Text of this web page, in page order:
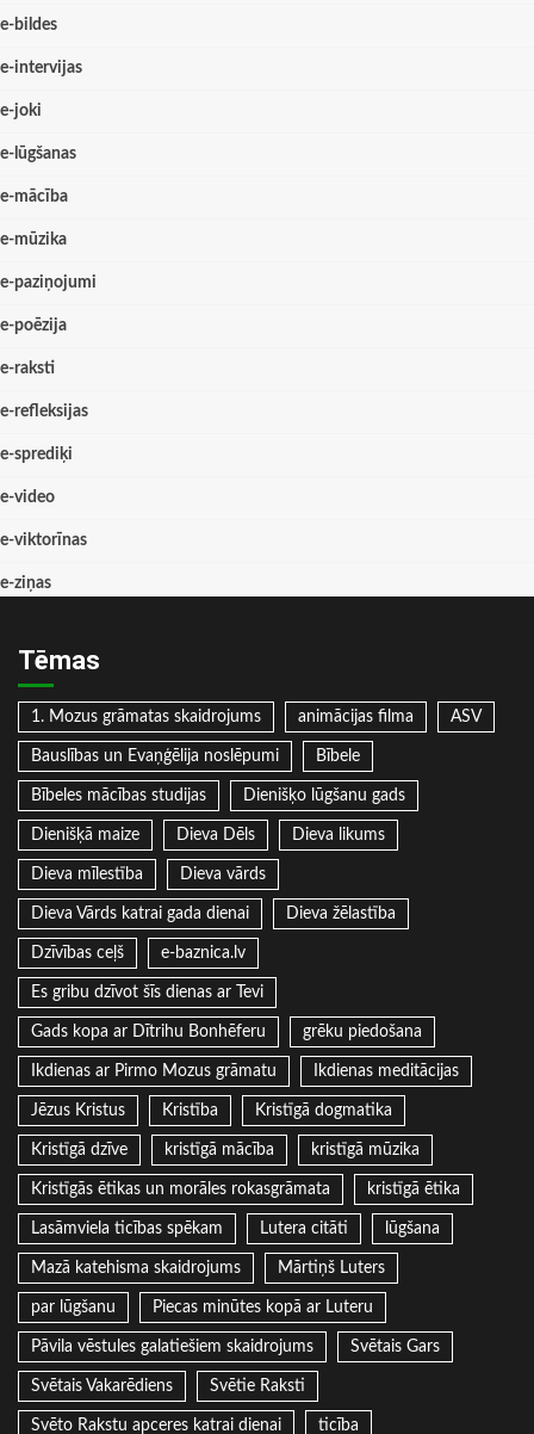
e-bildes
e-intervijas
e-joki
e-lūgšanas
e-mācība
e-mūzika
e-paziņojumi
e-poēzija
e-raksti
e-refleksijas
e-sprediķi
e-video
e-viktorīnas
e-ziņas
Tēmas
1. Mozus grāmatas skaidrojums animācijas filma ASV
Bauslības un Evaņģēlija noslēpumi Bībele
Bībeles mācības studijas Dienišķo lūgšanu gads
Dienišķā maize Dieva Dēls Dieva likums
Dieva mīlestība Dieva vārds
Dieva Vārds katrai gada dienai Dieva žēlastība
Dzīvības ceļš e-baznica.lv
Es gribu dzīvot šīs dienas ar Tevi
Gads kopa ar Dītrihu Bonhēferu grēku piedošana
Ikdienas ar Pirmo Mozus grāmatu Ikdienas meditācijas
Jēzus Kristus Kristība Kristīgā dogmatika
Kristīgā dzīve kristīgā mācība kristīgā mūzika
Kristīgās ētikas un morāles rokasgrāmata kristīgā ētika
Lasāmviela ticības spēkam Lutera citāti lūgšana
Mazā katehisma skaidrojums Mārtiņš Luters
par lūgšanu Piecas minūtes kopā ar Luteru
Pāvila vēstules galatiešiem skaidrojums Svētais Gars
Svētais Vakarēdiens Svētie Raksti
Svēto Rakstu apceres katrai dienai ticība